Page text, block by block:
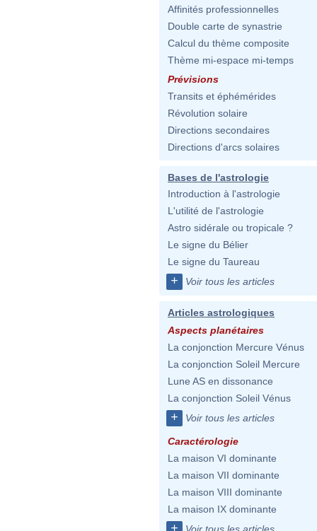
Affinités professionnelles
Double carte de synastrie
Calcul du thème composite
Thème mi-espace mi-temps
Prévisions
Transits et éphémérides
Révolution solaire
Directions secondaires
Directions d'arcs solaires
Bases de l'astrologie
Introduction à l'astrologie
L'utilité de l'astrologie
Astro sidérale ou tropicale ?
Le signe du Bélier
Le signe du Taureau
+ Voir tous les articles
Articles astrologiques
Aspects planétaires
La conjonction Mercure Vénus
La conjonction Soleil Mercure
Lune AS en dissonance
La conjonction Soleil Vénus
+ Voir tous les articles
Caractérologie
La maison VI dominante
La maison VII dominante
La maison VIII dominante
La maison IX dominante
+